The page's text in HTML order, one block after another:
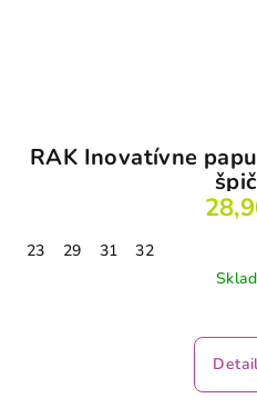
RAK Inovatívne
23 29 31
32